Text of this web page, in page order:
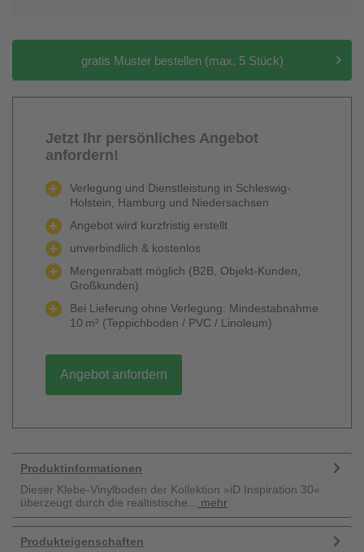
gratis Muster bestellen (max. 5 Stück)
Jetzt Ihr persönliches Angebot
anfordern!
Verlegung und Dienstleistung in Schleswig-
Holstein, Hamburg und Niedersachsen
Angebot wird kurzfristig erstellt
unverbindlich & kostenlos
Mengenrabatt möglich (B2B, Objekt-Kunden,
Großkunden)
Bei Lieferung ohne Verlegung: Mindestabnahme
10 m² (Teppichboden / PVC / Linoleum)
Angebot anfordern
Produktinformationen
Dieser Klebe-Vinylboden der Kollektion »iD Inspiration 30«
überzeugt durch die realtistische...
mehr
Produkteigenschaften